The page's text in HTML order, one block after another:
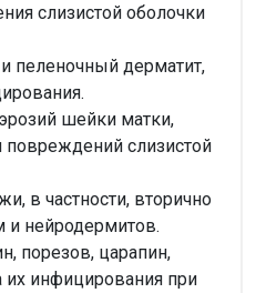
слизистой оболочки
пеленочный дерматит,
шейки матки,
слизистой
в частности, вторично
нейродермитов.
порезов, царапин,
инфицирования при